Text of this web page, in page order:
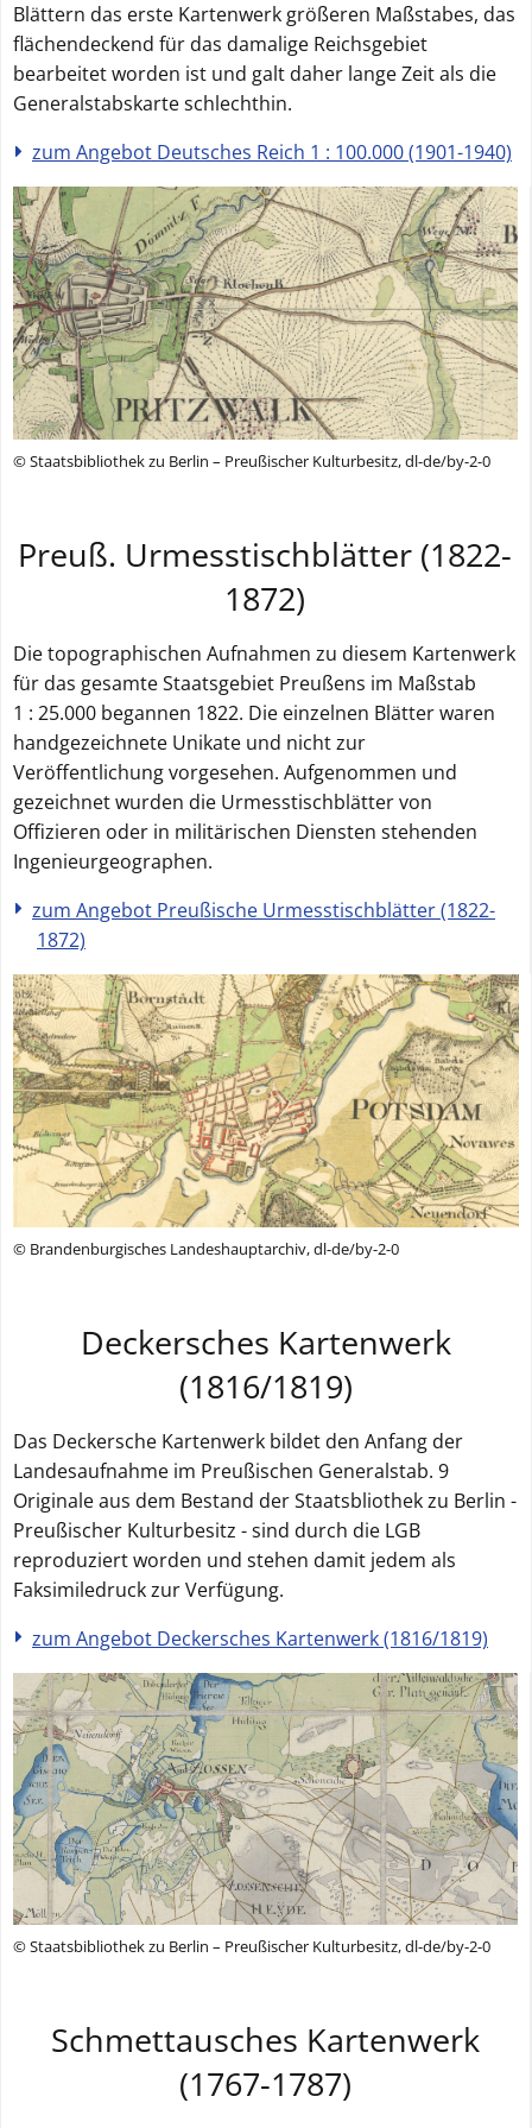
Blättern das erste Kartenwerk größeren Maßstabes, das
flächendeckend für das damalige Reichsgebiet
bearbeitet worden ist und galt daher lange Zeit als die
Generalstabskarte schlechthin.
zum Angebot Deutsches Reich 1 : 100.000 (1901-1940)
© Staatsbibliothek zu Berlin – Preußischer Kulturbesitz, dl-de/by-2-0
Preuß. Urmesstischblätter (1822-
1872)
Die topographischen Aufnahmen zu diesem Kartenwerk
für das gesamte Staatsgebiet Preußens im Maßstab
1 : 25.000 begannen 1822. Die einzelnen Blätter waren
handgezeichnete Unikate und nicht zur
Veröffentlichung vorgesehen. Aufgenommen und
gezeichnet wurden die Urmesstischblätter von
Offizieren oder in militärischen Diensten stehenden
Ingenieurgeographen.
zum Angebot Preußische Urmesstischblätter (1822-
1872)
© Brandenburgisches Landeshauptarchiv, dl-de/by-2-0
Deckersches Kartenwerk
(1816/1819)
Das Deckersche Kartenwerk bildet den Anfang der
Landesaufnahme im Preußischen Generalstab. 9
Originale aus dem Bestand der Staatsbliothek zu Berlin -
Preußischer Kulturbesitz - sind durch die LGB
reproduziert worden und stehen damit jedem als
Faksimiledruck zur Verfügung.
zum Angebot Deckersches Kartenwerk (1816/1819)
© Staatsbibliothek zu Berlin – Preußischer Kulturbesitz, dl-de/by-2-0
Schmettausches Kartenwerk
(1767-1787)